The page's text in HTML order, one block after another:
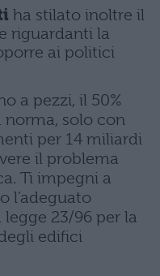
ha stilato inoltre il
riguardanti la
ai politici
a pezzi, il 50%
norma, solo con
per 14 miliardi
il problema
Ti impegni a
l’adeguato
23/96 per la
edifici